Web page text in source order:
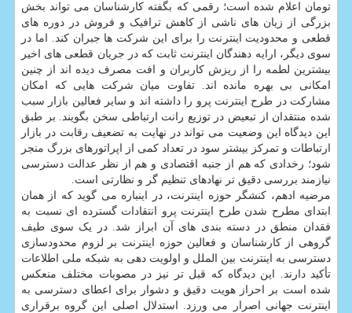
تومان اعلام شده است؛ رقمی که بگفته کارشناسان می تواند بخش
بزرگی از زیان های ناشی از کاهش ترافیک و فروش در دوره های
قطعی و محدودیت اینترنت را برای این شرکت ها جبران کند. اما در
سوی دیگر، ارایه دهندگان اینترنت ثابت که در جریان قطعی های اخیر
بیشترین لطمه را از ریزش کاربران و افت مصرف دیده اند از چنین
امکانی بی بهره مانده اند. تفاوت میان شرکت هایی که امکان
مشارکت در طرح اینترنت پرو را داشته اند و سایر فعالین بازار سبب
شده منتقدان از تبعیض در توزیع رانت ارتباطی سخن بگویند. بر طبق
این دیدگاه این وضعیت می تواند در نهایت به تضعیف رقابت در بازار
ارتباطات و تمرکز بیشتر سود در تعداد کمی از اپراتورهای بزرگ منجر
شود؛ رخدادی که هم از جنبه اقتصادی و هم از نظر عدالت دسترسی
نیازمند بررسی دقیق تر نهادهای تنظیم گر و نظارتی است.
مرضیه ادهم، کنشگر حوزه اینترنت، در اینباره می گوید که از همان
ابتدای مطرح شدن طرح اینترنت پرو انتقادات گسترده ای نسبت به
فقدان منطق در دسته بندی های آن ابراز شد. در یک سوی طیف
گروهی از کارشناسان و فعالین حوزه اینترنت بر لزوم محدودسازی
دسترسی به اینترنت بین الملل و اولویت دهی به شبکه ملی اطلاعات
تأکید دارند. این دیدگاه که قبل تر نیز در مصوبات مختلف منعکس
شده است بر احراز هویت دقیق و دشوار برای اعطای دسترسی به
اینترنت جهانی اصرار می ورزد. استدلال اصلی این گروه برقراری